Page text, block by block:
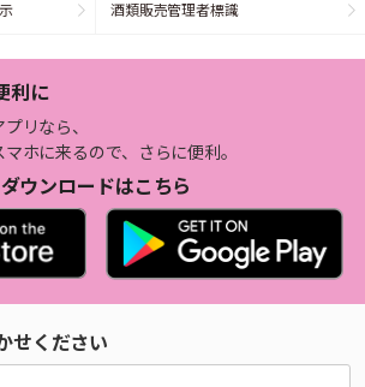
酒類販売管理者標識
利に
リなら、
ホに来るので、さらに便利。
ダウンロードはこちら
せください